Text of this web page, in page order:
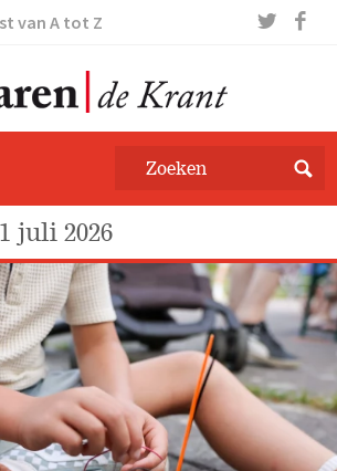
van A tot Z
juli 2026